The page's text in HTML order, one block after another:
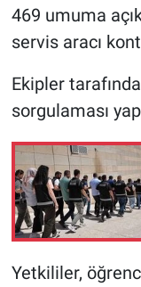
469 umuma
servis aracı
Ekipler
sorgulaması
Yetkililer,